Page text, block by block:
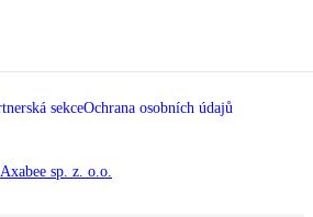
sekceOchrana osobních údajů
Axabee sp. z. o.o.